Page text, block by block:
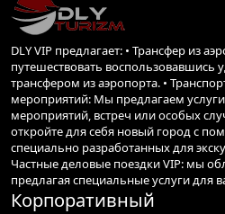
Вы можете взять
Финике или начать
бронирования
водителем в
На одной из верхних
находится стадион,
принимает
определенного
Частный
До него можно
такси.
Места на стадионе
стороны, недалеко от
DLY VIP предлагает: • Трансфер из
путешествовать
трансфером из аэропорта. •
мероприятий: Мы предлагаем
мероприятий, встреч или особых
откройте для себя новый город с
специально разработанных для
Частные деловые поездки VIP: мы
предлагая специальные услуги для
Корпоративный